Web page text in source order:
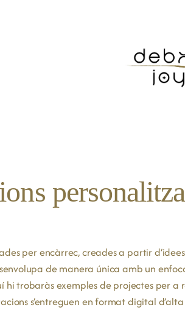
per encàrrec, creades a partir
de manera única amb un
trobaràs exemples de projectes per a
s’entreguen en format digital